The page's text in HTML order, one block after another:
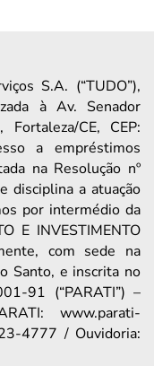
S.A. (“TUDO”),
à Av. Senador
CE, CEP:
a empréstimos
na Resolução nº
disciplina a atuação
por intermédio da
E INVESTIMENTO
com sede na
Santo, e inscrita no
91 (“PARATI”) –
www.parati-
4777 / Ouvidoria: